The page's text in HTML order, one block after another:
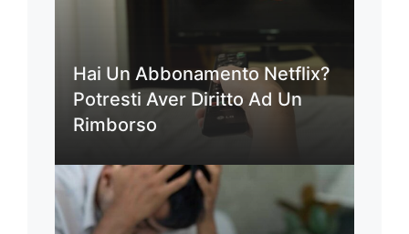
Hai Un Abbonamento Netflix?
Potresti Aver Diritto Ad Un
Rimborso